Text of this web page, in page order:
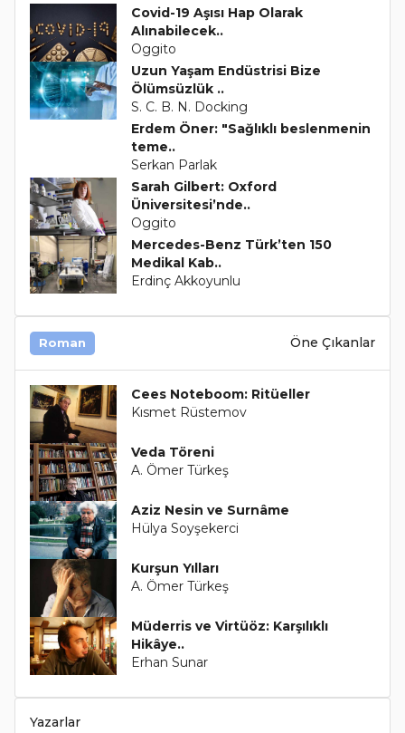
Covid-19 Aşısı Hap Olarak
Alınabilecek..
Oggito
Uzun Yaşam Endüstrisi Bize
Ölümsüzlük ..
S. C. B. N. Docking
Erdem Öner: "Sağlıklı beslenmenin
teme..
Serkan Parlak
Sarah Gilbert: Oxford
Üniversitesi’nde..
Oggito
Mercedes-Benz Türk’ten 150
Medikal Kab..
Erdinç Akkoyunlu
Roman Öne Çıkanlar
Cees Noteboom: Ritüeller
Kısmet Rüstemov
Veda Töreni
A. Ömer Türkeş
Aziz Nesin ve Surnâme
Hülya Soyşekerci
Kurşun Yılları
A. Ömer Türkeş
Müderris ve Virtüöz: Karşılıklı
Hikâye..
Erhan Sunar
Yazarlar